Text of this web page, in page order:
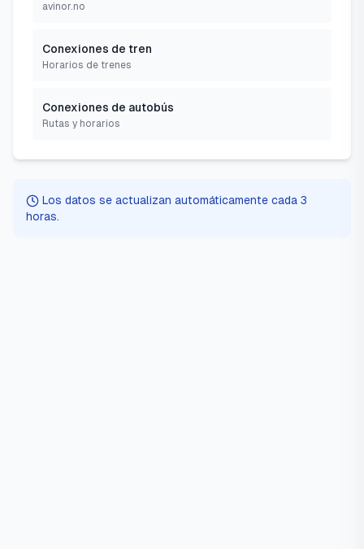
avinor.no
Conexiones de tren
Horarios de trenes
Conexiones de autobús
Rutas y horarios
Los datos se actualizan automáticamente cada 3
horas.